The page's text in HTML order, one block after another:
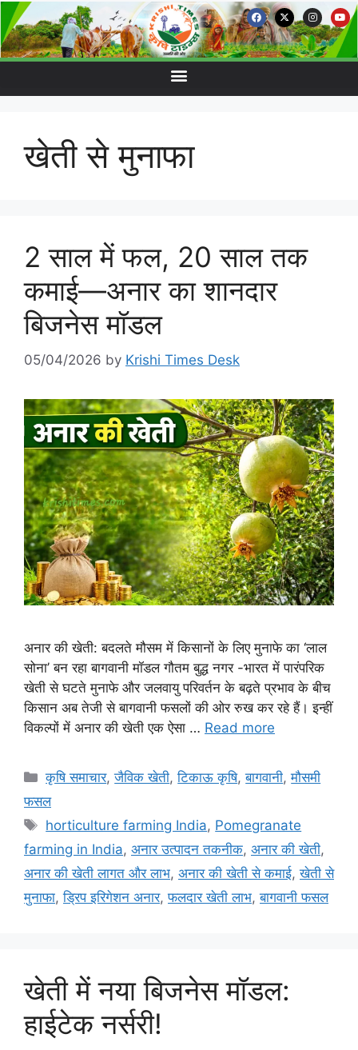
खेती से मुनाफा
2 साल में फल, 20 साल तक
कमाई—अनार का शानदार
बिजनेस मॉडल
05/04/2026 by Krishi Times Desk
अनार की खेती: बदलते मौसम में किसानों के लिए मुनाफे का ‘लाल
सोना’ बन रहा बागवानी मॉडल गौतम बुद्ध नगर -भारत में पारंपरिक
खेती से घटते मुनाफे और जलवायु परिवर्तन के बढ़ते प्रभाव के बीच
किसान अब तेजी से बागवानी फसलों की ओर रुख कर रहे हैं। इन्हीं
विकल्पों में अनार की खेती एक ऐसा … Read more
कृषि समाचार,जैविक खेती,टिकाऊ कृषि,बागवानी,मौसमी
फसल
horticulture farming India, Pomegranate
farming in India, अनार उत्पादन तकनीक, अनार की खेती,
अनार की खेती लागत और लाभ, अनार की खेती से कमाई,खेती से
मुनाफा,ड्रिप इरिगेशन अनार,फलदार खेती लाभ,बागवानी फसल
खेती में नया बिजनेस मॉडल:
हाईटेक नर्सरी!